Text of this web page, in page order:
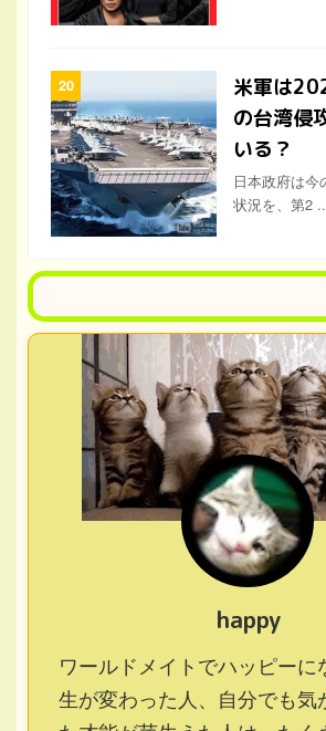
米軍は
の台湾侵
いる？
日本政府は今
状況を、第2
happy
ワールドメイトでハッピーに
生が変わった人、自分でも気